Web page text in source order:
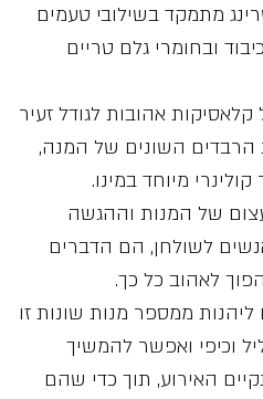
מתמקד בשילובי טעמים
ובחומרי גלם טריים
אהובות לגודל זעיר
הרבדים השונים של המנה,
מיוחד במינו.
של המנות וההגשה
לשולחן, הם הדברים
לאהוב כל כך.
ממספר מנות שונות זו
וכיפי ואפשר להמשיך
האירוע, תוך כדי שהם